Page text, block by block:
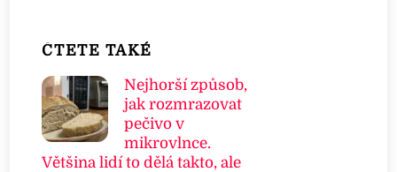
ČTETE TAKÉ
Nejhorší způsob,
jak rozmrazovat
pečivo v
mikrovlnce.
Většina lidí to dělá takto, ale